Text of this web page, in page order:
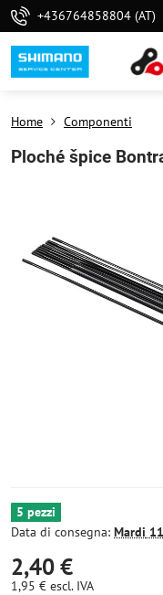
+436764858804 (AT)
Home Componenti
Ploché špice
5 pezzi
Data di consegna: Mardi
2,40 €
1,95 € escl. IVA